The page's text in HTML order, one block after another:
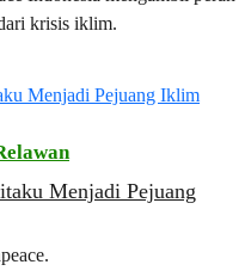
krisis iklim.
Menjadi Pejuang